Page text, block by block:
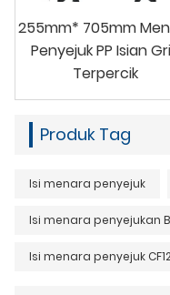
255mm* 705mm
Penyejuk PP Isian
Terpercik
Produk Tag
Isi menara penyejuk
Isi menara penyejukan
Isi menara penyejuk